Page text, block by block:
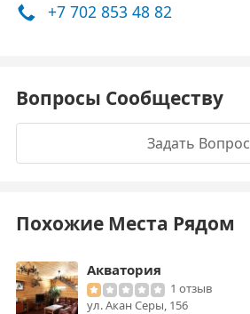
+7 702 853 48 82
Вопросы Сообществу
Задать Вопрос
Похожие Места Рядом
Акватория
1 отзыв
ул. Акан Серы, 156